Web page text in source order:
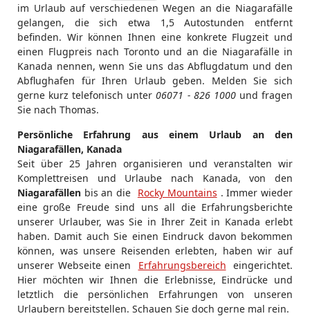
im Urlaub auf verschiedenen Wegen an die Niagarafälle
gelangen, die sich etwa 1,5 Autostunden entfernt
befinden. Wir können Ihnen eine konkrete Flugzeit und
einen Flugpreis nach Toronto und an die Niagarafälle in
Kanada nennen, wenn Sie uns das Abflugdatum und den
Abflughafen für Ihren Urlaub geben. Melden Sie sich
gerne kurz telefonisch unter06071 - 826 1000und fragen
Sie nach Thomas.
Persönliche Erfahrung aus einem Urlaub an den
Niagarafällen, Kanada
Seit über 25 Jahren organisieren und veranstalten wir
Komplettreisen und Urlaube nach Kanada, von den
Niagarafällen bis an die Rocky Mountains . Immer wieder
eine große Freude sind uns all die Erfahrungsberichte
unserer Urlauber, was Sie in Ihrer Zeit in Kanada erlebt
haben. Damit auch Sie einen Eindruck davon bekommen
können, was unsere Reisenden erlebten, haben wir auf
unserer Webseite einen
Erfahrungsbereich eingerichtet.
Hier möchten wir Ihnen die Erlebnisse, Eindrücke und
letztlich die persönlichen Erfahrungen von unseren
Urlaubern bereitstellen. Schauen Sie doch gerne mal rein.